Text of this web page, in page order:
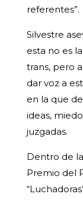
referentes”.
Silvestre
esta no es
trans, pero
dar voz a
en la que
ideas,
juzgadas.
Dentro de
Premio del